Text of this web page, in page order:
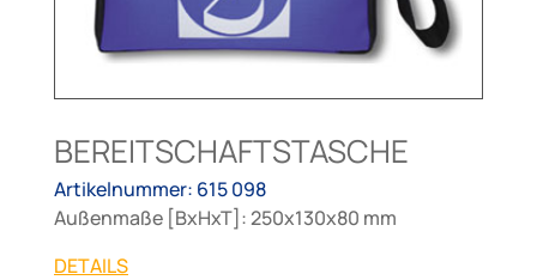
BEREITSCHAFTSTASCHE
Artikelnummer: 615 098
Außenmaße [BxHxT]: 250x130x80 mm
DETAILS